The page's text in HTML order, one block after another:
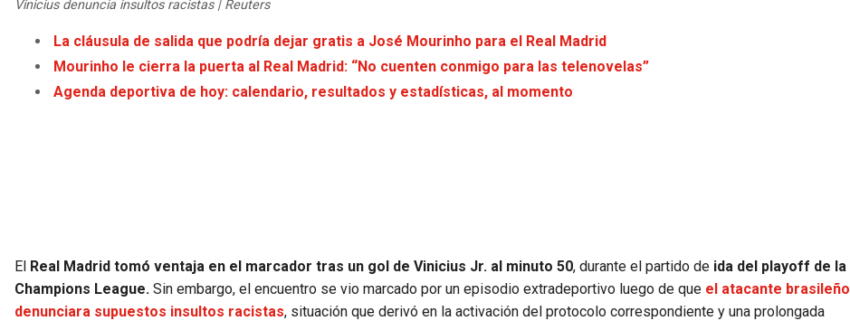
Vinicius denuncia insultos racistas | Reuters
La cláusula de salida que podría dejar gratis a José Mourinho para el Real Madrid
Mourinho le cierra la puerta al Real Madrid: “No cuenten conmigo para las telenovelas”
Agenda deportiva de hoy: calendario, resultados y estadísticas, al momento
El Real Madrid tomó ventaja en el marcador tras un gol de Vinicius Jr. al minuto 50, durante el partido de ida del playoff de la
Champions League. Sin embargo, el encuentro se vio marcado por un episodio extradeportivo luego de que el atacante brasileño
denunciara supuestos insultos racistas, situación que derivó en la activación del protocolo correspondiente y una prolongada